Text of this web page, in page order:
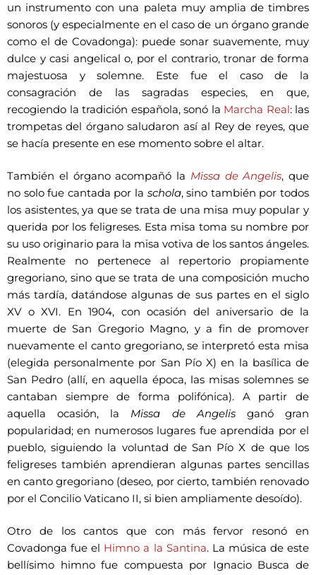
un instrumento con una paleta muy amplia de timbres
sonoros (y especialmente en el caso de un órgano grande
como el de Covadonga): puede sonar suavemente, muy
dulce y casi angelical o, por el contrario, tronar de forma
majestuosa y solemne. Este fue el caso de la
consagración de las sagradas especies, en que,
recogiendo la tradición española, sonó la Marcha Real : las
trompetas del órgano saludaron así al Rey de reyes, que
se hacía presente en ese momento sobre el altar.
También el órgano acompañó la Missa de Angelis, que
no solo fue cantada por la schola, sino también por todos
los asistentes, ya que se trata de una misa muy popular y
querida por los feligreses. Esta misa toma su nombre por
su uso originario para la misa votiva de los santos ángeles.
Realmente no pertenece al repertorio propiamente
gregoriano, sino que se trata de una composición mucho
más tardía, datándose algunas de sus partes en el siglo
XV o XVI. En 1904, con ocasión del aniversario de la
muerte de San Gregorio Magno, y a fin de promover
nuevamente el canto gregoriano, se interpretó esta misa
(elegida personalmente por San Pío X) en la basílica de
San Pedro (allí, en aquella época, las misas solemnes se
cantaban siempre de forma polifónica). A partir de
aquella ocasión, la Missa de Angelisganó gran
popularidad; en numerosos lugares fue aprendida por el
pueblo, siguiendo la voluntad de San Pío X de que los
feligreses también aprendieran algunas partes sencillas
en canto gregoriano (deseo, por cierto, también renovado
por el Concilio Vaticano II, si bien ampliamente desoído).
Otro de los cantos que con más fervor resonó en
Covadonga fue el Himno a la Santina. La música de este
bellísimo himno fue compuesta por Ignacio Busca de